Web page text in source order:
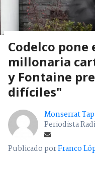
Codelco pone
millonaria
y Fontaine
difíciles"
Monserrat
Periodista
Publicado porFranco